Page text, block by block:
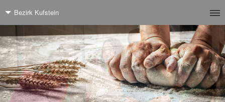
Bezirk Kufstein